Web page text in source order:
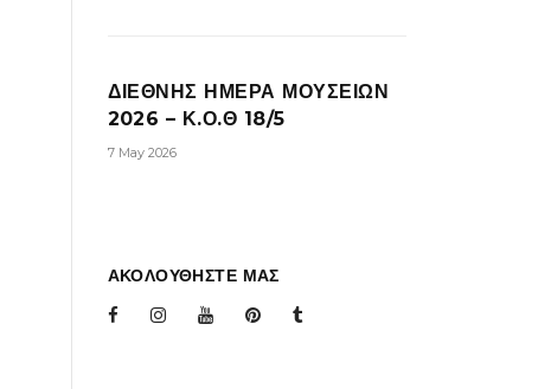
ΔΙΕΘΝΗΣ ΗΜΕΡΑ ΜΟΥΣΕΙΩΝ
2026 – Κ.Ο.Θ 18/5
7 May 2026
ΑΚΟΛΟΥΘΗΣΤΕ ΜΑΣ